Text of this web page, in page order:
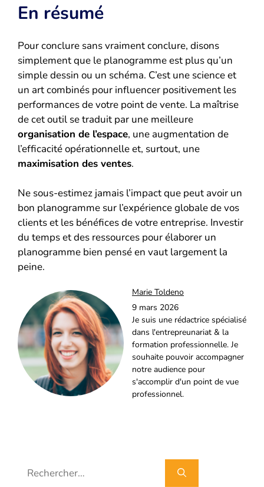
En résumé
Pour conclure sans vraiment conclure, disons
simplement que le planogramme est plus qu’un
simple dessin ou un schéma. C’est une science et
un art combinés pour influencer positivement les
performances de votre point de vente. La maîtrise
de cet outil se traduit par une meilleure
organisation de l’espace, une augmentation de
l’efficacité opérationnelle et, surtout, une
maximisation des ventes.
Ne sous-estimez jamais l’impact que peut avoir un
bon planogramme sur l’expérience globale de vos
clients et les bénéfices de votre entreprise. Investir
du temps et des ressources pour élaborer un
planogramme bien pensé en vaut largement la
peine.
Marie Toldeno
9 mars 2026
Je suis une rédactrice spécialisé
dans l'entrepreunariat & la
formation professionnelle. Je
souhaite pouvoir accompagner
notre audience pour
s'accomplir d'un point de vue
professionnel.
Rechercher :